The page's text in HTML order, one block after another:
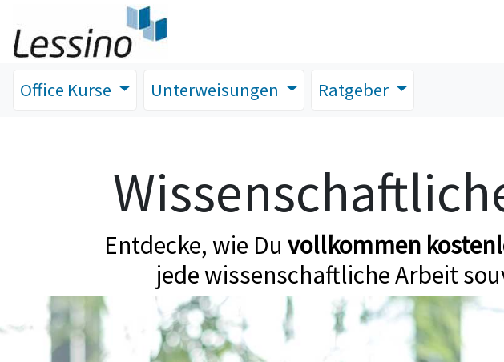
Office Kurse Unterweisungen Ratgeber
Entdecke, wie Du vollkommen
jede wissenschaftliche Arbeit